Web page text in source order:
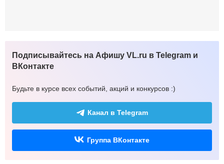
Подписывайтесь на Афишу VL.ru в Telegram и
ВКонтакте
Будьте в курсе всех событий, акций и конкурсов :)
Канал в Telegram
Группа ВКонтакте